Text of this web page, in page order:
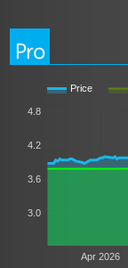
Pro
Price
Apr 2026
3.0
3.6
4.2
4.8